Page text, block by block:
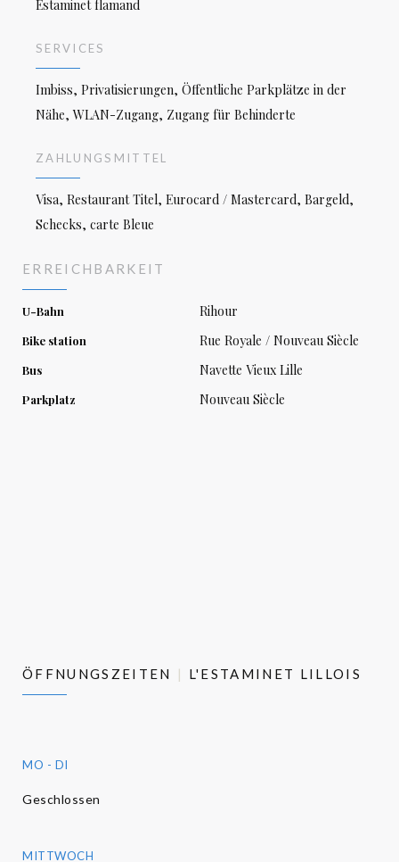
Estaminet flamand
SERVICES
Imbiss, Privatisierungen, Öffentliche Parkplätze in der
Nähe, WLAN-Zugang, Zugang für Behinderte
ZAHLUNGSMITTEL
Visa, Restaurant Titel, Eurocard / Mastercard, Bargeld,
Schecks, carte Bleue
ERREICHBARKEIT
U-Bahn Rihour
Bike station Rue Royale / Nouveau Siècle
Bus Navette Vieux Lille
Parkplatz Nouveau Siècle
ÖFFNUNGSZEITEN L'ESTAMINET LILLOIS
MO - DI
Geschlossen
MITTWOCH